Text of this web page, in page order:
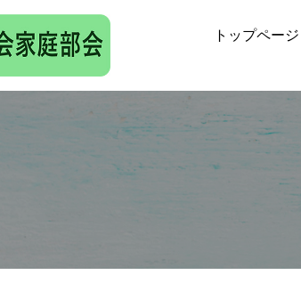
トップページ